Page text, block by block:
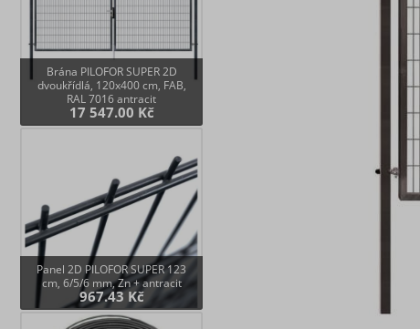
Brána PILOFOR SUPER 2D
dvoukřídlá, 120x400 cm, FAB,
RAL 7016 antracit
17 547.00 Kč
Panel 2D PILOFOR SUPER 123
cm, 6/5/6 mm, Zn + antracit
967.43 Kč